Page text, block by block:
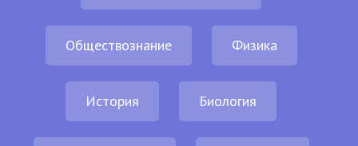
Обществознание Физика
История Биология